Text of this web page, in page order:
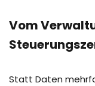
Vom
Statt Daten